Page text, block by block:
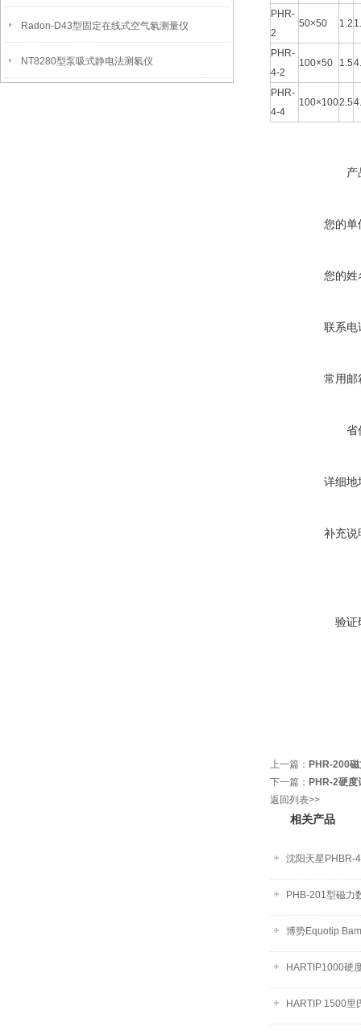
Radon-D43型固定在线式空气氡测量仪
NT8280型泵吸式静电法测氡仪
PHR-
2
50×50 1.2
PHR-
4-2
100×50 1.5
PHR-
4-4
100×1002.5
产
您的单
您的姓
联系电
常用邮
省
详细地
补充说
验证
上一篇： PHR-200
下一篇： PHR-2硬度
返回列表>>
相关产品
沈阳天星PHBR-
PHB-201型磁力
博势Equotip
HARTIP1000硬
HARTIP 1500里